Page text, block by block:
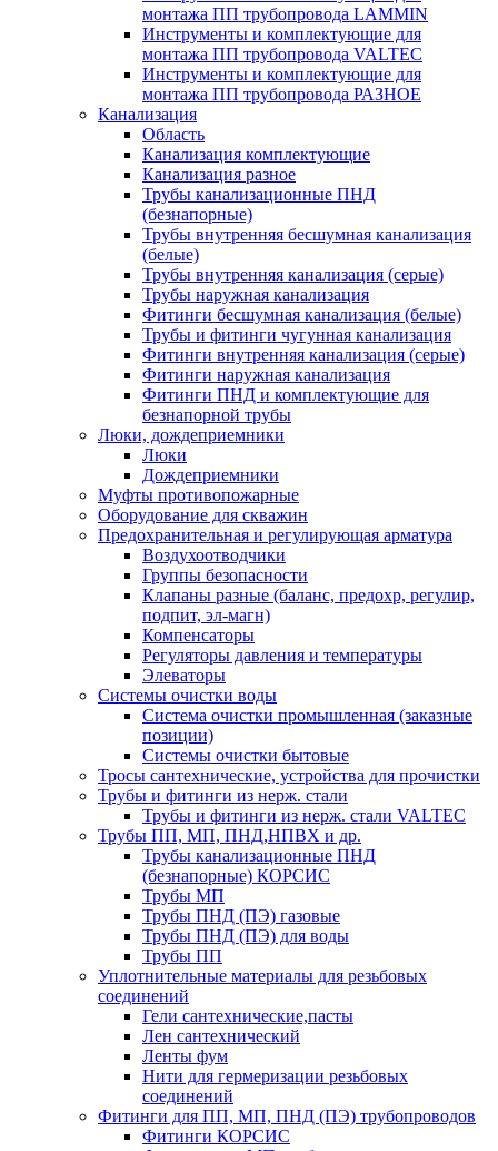
монтажа ПП трубопровода LAMMIN
Инструменты и комплектующие для
монтажа ПП трубопровода VALTEC
Инструменты и комплектующие для
монтажа ПП трубопровода РАЗНОЕ
Канализация
Область
Канализация комплектующие
Канализация разное
Трубы канализационные ПНД
(безнапорные)
Трубы внутренняя бесшумная канализация
(белые)
Трубы внутренняя канализация (серые)
Трубы наружная канализация
Фитинги бесшумная канализация (белые)
Трубы и фитинги чугунная канализация
Фитинги внутренняя канализация (серые)
Фитинги наружная канализация
Фитинги ПНД и комплектующие для
безнапорной трубы
Люки, дождеприемники
Люки
Дождеприемники
Муфты противопожарные
Оборудование для скважин
Предохранительная и регулирующая арматура
Воздухоотводчики
Группы безопасности
Клапаны разные (баланс, предохр, регулир,
подпит, эл-магн)
Компенсаторы
Регуляторы давления и температуры
Элеваторы
Системы очистки воды
Система очистки промышленная (заказные
позиции)
Системы очистки бытовые
Тросы сантехнические, устройства для прочистки
Трубы и фитинги из нерж. стали
Трубы и фитинги из нерж. стали VALTEC
Трубы ПП, МП, ПНД,НПВХ и др.
Трубы канализационные ПНД
(безнапорные) КОРСИС
Трубы МП
Трубы ПНД (ПЭ) газовые
Трубы ПНД (ПЭ) для воды
Трубы ПП
Уплотнительные материалы для резьбовых
соединений
Гели сантехнические,пасты
Лен сантехнический
Ленты фум
Нити для гермеризации резьбовых
соединений
Фитинги для ПП, МП, ПНД (ПЭ) трубопроводов
Фитинги КОРСИС